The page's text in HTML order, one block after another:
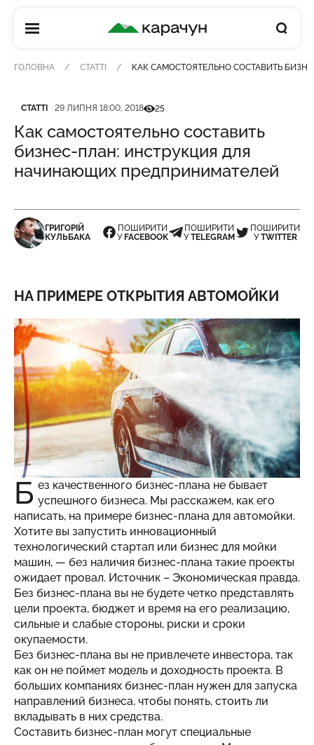
КАРАЧУН
ГОЛОВНА СТАТТІ КАК САМОСТОЯТЕЛЬНО СОСТАВИТЬ
Категорія
СТАТТІ
Дата публікації
29 ЛИПНЯ 18:00, 2018Кількість переглядів
25
Как самостоятельно составить
бизнес-план: инструкция для
начинающих предпринимателей
ГРИГОРІЙ
КУЛЬБАКА
ПОШИРИТИ
У FACEBOOK
ПОШИРИТИ
УTELEGRAM
ПОШИРИТИ
УTWITTER
НА ПРИМЕРЕ ОТКРЫТИЯ АВТОМОЙКИ
Б ез качественного бизнес-плана не бывает
успешного бизнеса. Мы расскажем, как его
написать, на примере бизнес-плана для автомойки.
Хотите вы запустить инновационный
технологический стартап или бизнес для мойки
машин, — без наличия бизнес-плана такие проекты
ожидает провал. Источник – Экономическая правда.
Без бизнес-плана вы не будете четко представлять
цели проекта, бюджет и время на его реализацию,
сильные и слабые стороны, риски и сроки
окупаемости.
Без бизнес-плана вы не привлечете инвестора, так
как он не поймет модель и доходность проекта. В
больших компаниях бизнес-план нужен для запуска
направлений бизнеса, чтобы понять, стоить ли
вкладывать в них средства.
Составить бизнес-план могут специальные